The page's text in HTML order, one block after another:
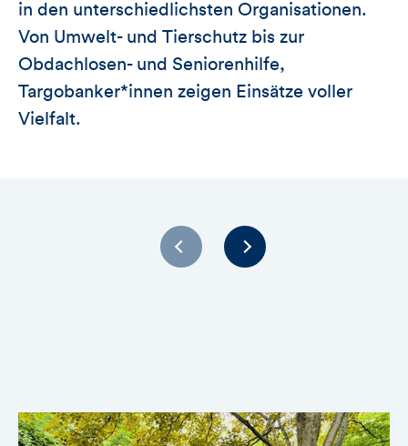
in den unterschiedlichsten Organisationen.
Von Umwelt- und Tierschutz bis zur
Obdachlosen- und Seniorenhilfe,
Targobanker*innen zeigen Einsätze voller
Vielfalt.